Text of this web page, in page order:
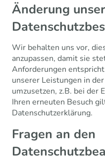
Änderung
Wir behalten uns vor,
anzupassen, damit sie
Anforderungen
unserer Leistungen in
umzusetzen, z.B. bei der
Ihren erneuten Besuch
Datenschutzerklärung.
Fragen an den